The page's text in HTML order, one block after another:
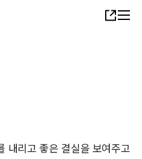
Share
내리고 좋은 결실을 보여주고